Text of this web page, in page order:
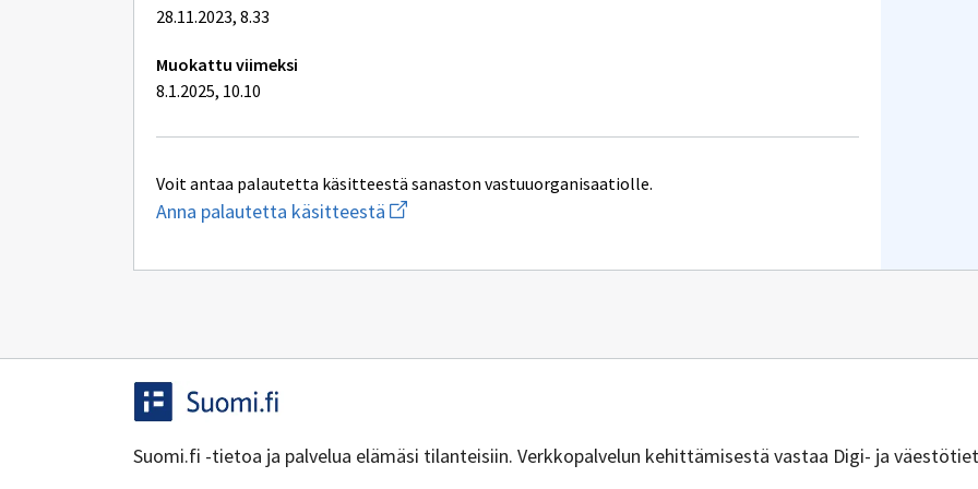
28.11.2023, 8.33
Muokattu viimeksi
8.1.2025, 10.10
Voit antaa palautetta käsitteestä sanaston vastuuorganisaatiolle.
Anna palautetta käsitteestä Aloita
uuden
kirjoitus
Suomi.fi -tietoa ja palvelua elämäsi tilanteisiin. Verkkopalvelun kehittämisestä vastaa Digi- ja